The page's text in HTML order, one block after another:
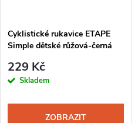
Cyklistické rukavice ETAPE
Simple dětské růžová-černá
229 Kč
Skladem
ZOBRAZIT